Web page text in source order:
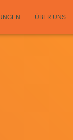
ÜBER UNS